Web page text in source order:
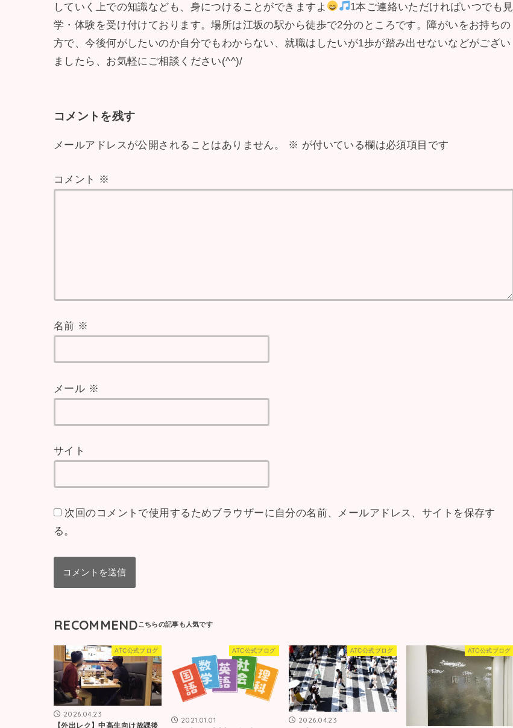
していく上での知識なども、身につけることができますよ
1本ご連絡いただければいつでも見
学・体験を受け付けております。場所は江坂の駅から徒歩で2分のところです。障がいをお持ちの
方で、今後何がしたいのか自分でもわからない、就職はしたいが1歩が踏み出せないなどがござい
ましたら、お気軽にご相談ください(^^)/
コメントを残す
メールアドレスが公開されることはありません。 ※ が付いている欄は必須項目です
コメント ※
名前 ※
メール ※
サイト
次回のコメントで使用するためブラウザーに自分の名前、メールアドレス、サイトを保存す
る。
RECOMMEND
ATC公式ブログ
2026.04.23
【外出レク】中高生向け放課後
ATC公式ブログ
2021.01.01
ATC公式ブログ
2026.04.23
ATC公式ブログ